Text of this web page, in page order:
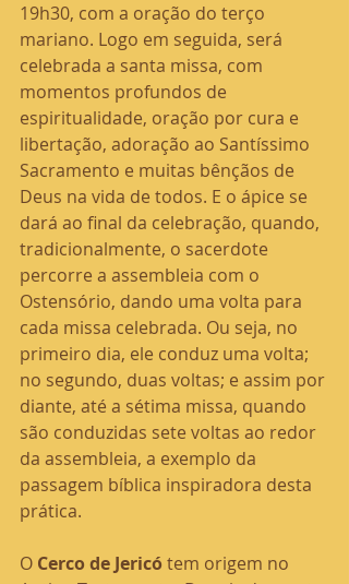
19h30, com a oração do terço
mariano. Logo em seguida, será
celebrada a santa missa, com
momentos profundos de
espiritualidade, oração por cura e
libertação, adoração ao Santíssimo
Sacramento e muitas bênçãos de
Deus na vida de todos. E o ápice se
dará ao final da celebração, quando,
tradicionalmente, o sacerdote
percorre a assembleia com o
Ostensório, dando uma volta para
cada missa celebrada. Ou seja, no
primeiro dia, ele conduz uma volta;
no segundo, duas voltas; e assim por
diante, até a sétima missa, quando
são conduzidas sete voltas ao redor
da assembleia, a exemplo da
passagem bíblica inspiradora desta
prática.
O Cerco de Jericó tem origem no